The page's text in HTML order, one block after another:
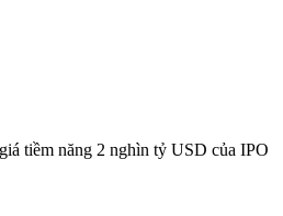
tiềm năng 2 nghìn tỷ USD của IPO